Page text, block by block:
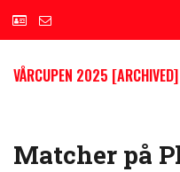
VÅRCUPEN 2025 [ARCHIVED]
Matcher på